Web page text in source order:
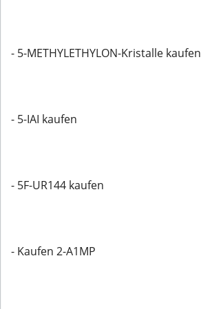
- 5-METHYLETHYLON-Kristalle kaufen
- 5-IAI kaufen
- 5F-UR144 kaufen
- Kaufen 2-A1MP